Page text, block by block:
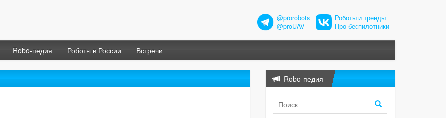
@prorobots
@proUAV
Роботы и тренды
Про беспилотники
Robo-педия Роботы в России Встречи
Robo-педия